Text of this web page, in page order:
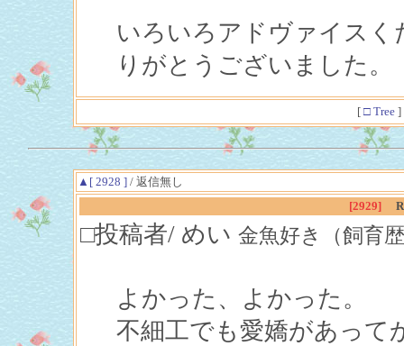
いろいろアドヴァイス
りがとうございました。
[ □ Tree]
▲[ 2928 ]/ 返信無し
[2929]
□投稿者/ めい 金魚好き（飼育
よかった、よかった。
不細工でも愛嬌があって